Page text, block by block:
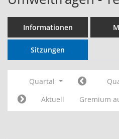
Informationen
Sitzungen
Quartal
Aktuell
Gremium